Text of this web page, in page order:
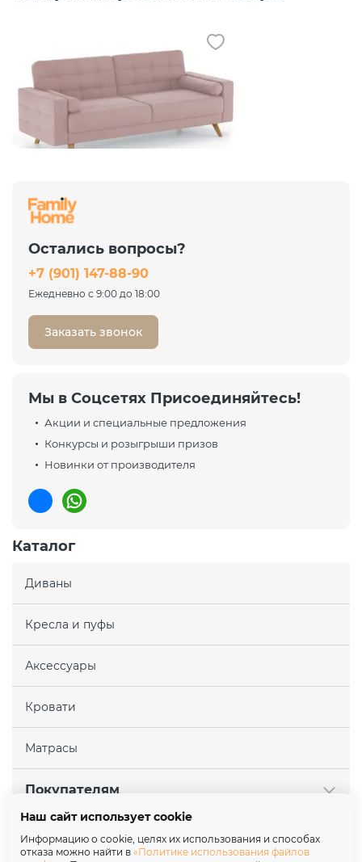
Диван Лакк Camaro 19
светло-розовый
41 085 ₽ 54 780 ₽
Остались вопросы?
+7 (901) 147-88-90
Ежедневно с 9:00 до 18:00
Заказать звонок
Мы в Соцсетях Присоединяйтесь!
Акции и специальные предложения
Конкурсы и розыгрыши призов
Новинки от производителя
Каталог
Диваны
Кресла и пуфы
Аксессуары
Кровати
Матрасы
Покупателям
Партнерам
Наш сайт использует cookie
Информацию о cookie, целях их использования и способах
отказа можно найти в «Политике использования файлов